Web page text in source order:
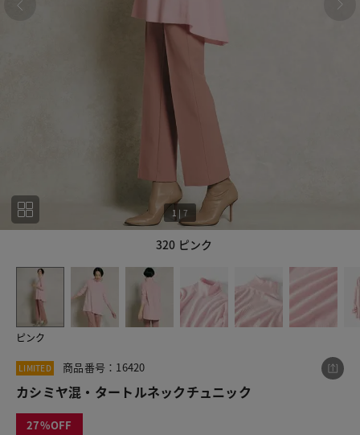
320 ピンク
1 | 7
ピンク
7
LIMITED 商品番号：16420
カシミヤ混・タートルネックチュニック
27
この商品をシェアする